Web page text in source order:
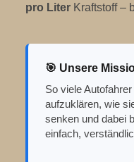
pro Liter Kraftstoff –
🎯 Unsere
So viele
aufzuklären, wie
senken und dabei
einfach,